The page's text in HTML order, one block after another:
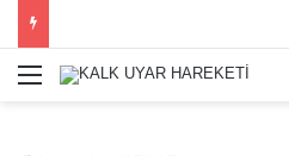
Menü